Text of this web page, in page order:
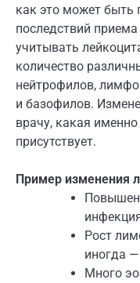
как это может быть
последствий
учитывать
количество
нейтрофилов,
и базофилов.
врачу, какая
присутствует.
Пример изменения
Рост
иногда
Много